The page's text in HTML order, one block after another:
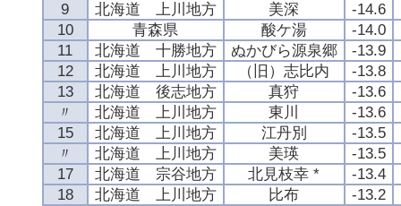
9
北海道 上川地方 美深 -14.6
10
青森県 酸ケ湯 -14.0
11
北海道 十勝地方 ぬかびら源泉郷 -13.9
12
北海道 上川地方 （旧）志比内 -13.8
13
北海道 後志地方 真狩 -13.6
〃
北海道 上川地方 東川 -13.6
15
北海道 上川地方 江丹別 -13.5
〃
北海道 上川地方 美瑛 -13.5
17
北海道 宗谷地方 北見枝幸 * -13.4
18
北海道 上川地方 比布 -13.2